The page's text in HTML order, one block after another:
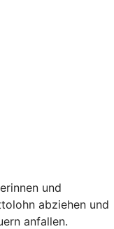
und
abziehen und
anfallen.